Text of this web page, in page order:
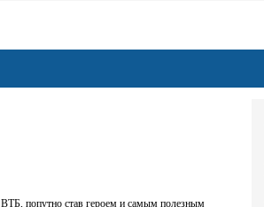
попутно став героем и самым полезным